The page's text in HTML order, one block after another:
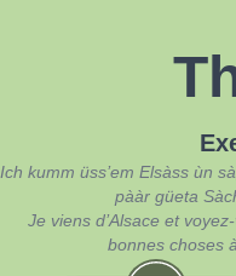
Ich kumm üss’em Elsàss ùn
pààr güeta
Je viens d’Alsace et
bonnes choses